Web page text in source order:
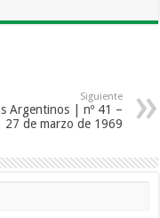
Siguiente
Argentinos | nº 41 –
27 de marzo de 1969